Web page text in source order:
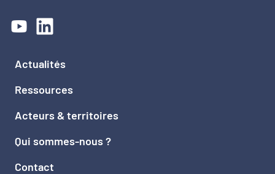
Actualités
Ressources
Acteurs & territoires
Qui sommes-nous ?
Contact